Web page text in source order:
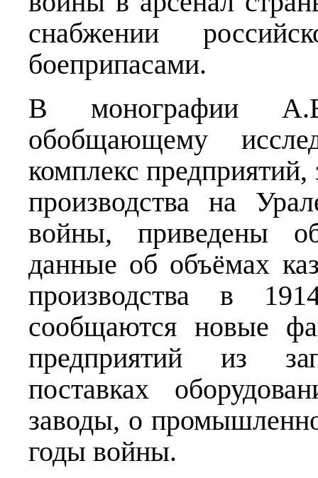
снабжении
боеприпасами.
В монографии
обобщающему
комплекс
производства на
войны, приведены
данные об объёмах
производства в
сообщаются новые
предприятий из
поставках
заводы, о
годы войны.